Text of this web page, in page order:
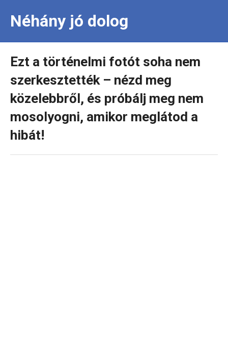
Néhány jó dolog
Ezt a történelmi fotót soha nem
szerkesztették – nézd meg
közelebbről, és próbálj meg nem
mosolyogni, amikor meglátod a
hibát!